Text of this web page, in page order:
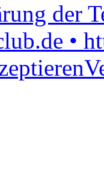
der
•